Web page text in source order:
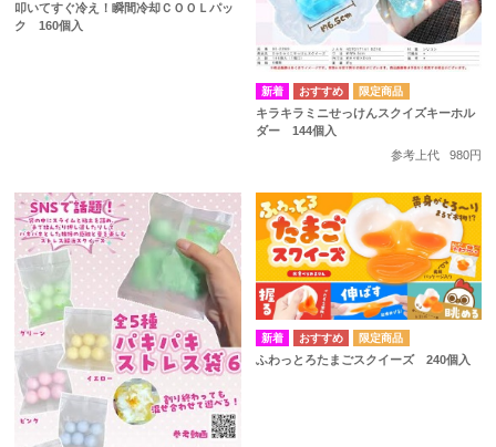
叩いてすぐ冷え！瞬間冷却ＣＯＯＬパッ
ク 160個入
キラキラミニせっけんスクイズキーホル
ダー 144個入
参考上代
980円
ふわっとろたまごスクイーズ 240個入